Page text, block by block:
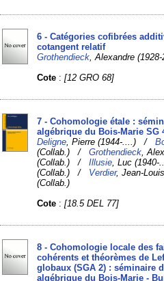
6 - Catégories cofibrées
cotangent relatif
Grothendieck , Alexandre
Cote :[12 GRO 68]
7 - Cohomologie étale :
algébrique du Bois-Marie SG
Deligne , Pierre (1944-....) /
(Collab.) /Grothendieck ,
(Collab.) /Illusie , Luc (1940-
(Collab.) / Verdier, Jean-
(Collab.)
Cote :[18.5 DEL 77]
8 - Cohomologie locale des
cohérents et théorèmes de
globaux (SGA 2) : séminaire
algébrique du Bois-Marie -